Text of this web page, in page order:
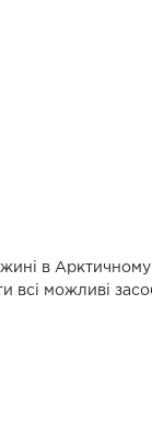
в
всі можливі